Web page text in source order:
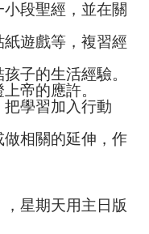
段聖經，並在關
遊戲等，複習經
子的生活經驗。
帝的應許。
學習加入行動
相關的延伸，作
星期天用主日版